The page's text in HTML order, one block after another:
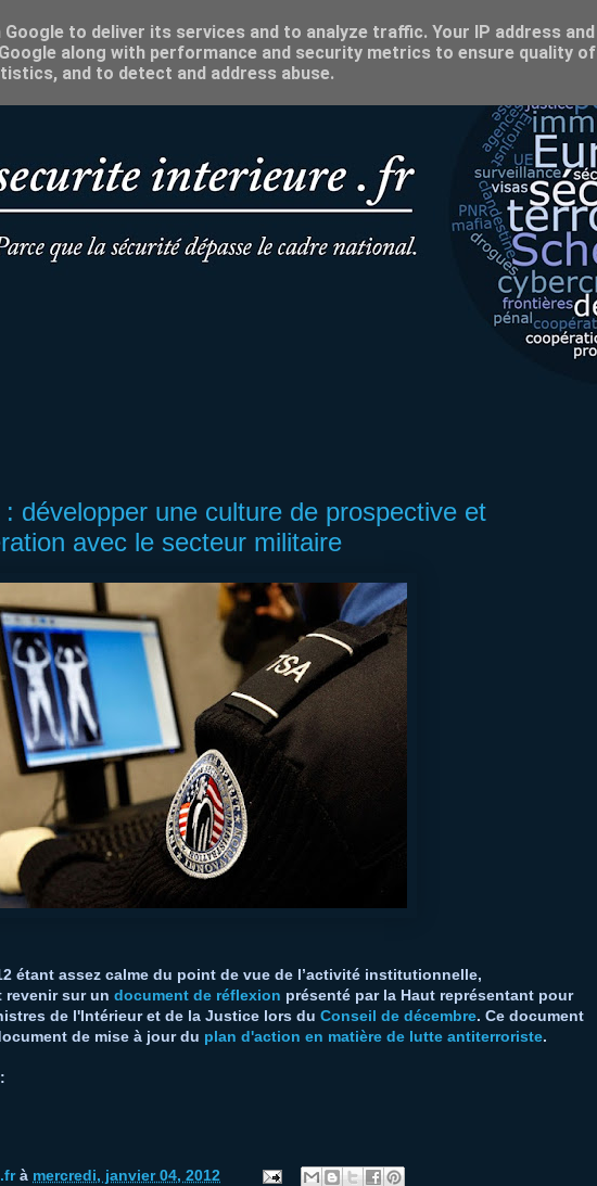
développer une culture de prospective et
avec le secteur militaire
étant assez calme du point de vue de l’activité institutionnelle,
revenir sur un document de réflexion présenté par la Haut représentant pour
de l'Intérieur et de la Justice lors du Conseil de décembre. Ce document
de mise à jour du plan d'action en matière de lutte antiterroriste.
à mercredi, janvier 04, 2012
to deliver its services and to analyze traffic. Your IP address and
along with performance and security metrics to ensure quality of
and to detect and address abuse.